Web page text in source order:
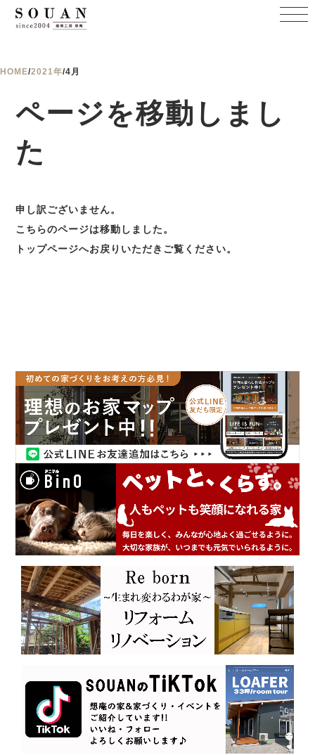
HOME/2021年/4月
ページを移動しまし
た
申し訳ございません。
こちらのページは移動しました。
トップページへお戻りいただきご覧ください。